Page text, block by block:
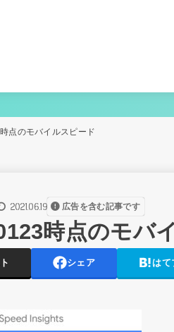
点のモバイルスピード
2021.06.19 広告を含む記事です
時点のモバ
シェア はて